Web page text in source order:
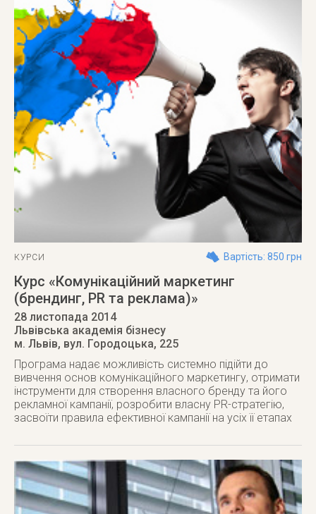
КУРСИ Вартість: 850 грн
Курс «Комунікаційний маркетинг
(брендинг, PR та реклама)»
28 листопада 2014
Львівська академія бізнесу
м. Львів, вул. Городоцька, 225
Програма надає можливість системно підійти до
вивчення основ комунікаційного маркетингу, отримати
інструменти для створення власного бренду та його
рекламної кампанії, розробити власну PR-стратегію,
засвоїти правила ефективної кампанії на усіх її етапах